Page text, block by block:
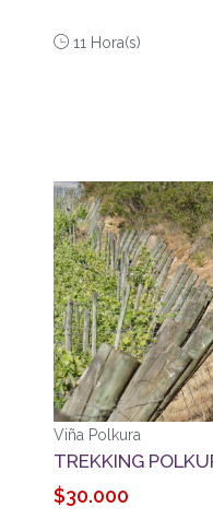
11 Hora(s)
Viña Polkura
TREKKING
$30.000